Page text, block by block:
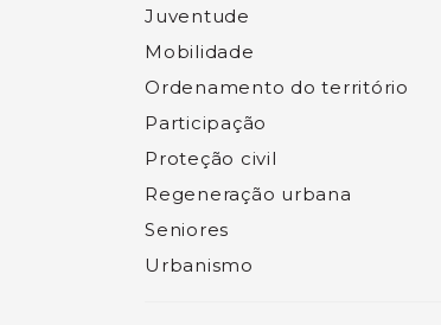
Juventude
Mobilidade
Ordenamento do território
Participação
Proteção civil
Regeneração urbana
Seniores
Urbanismo